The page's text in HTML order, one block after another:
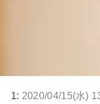
1: 2020/04/15(水)